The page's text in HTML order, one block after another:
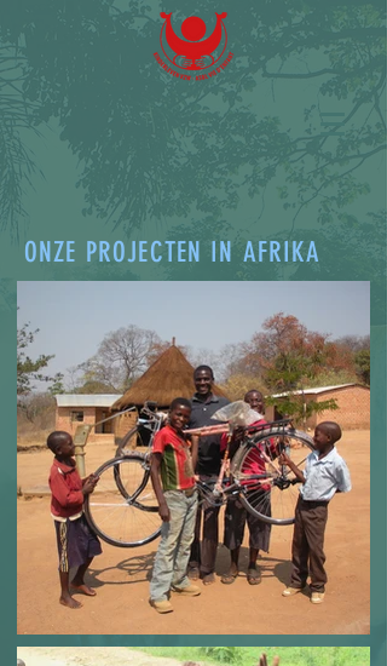
ONZE PROJECTEN IN AFRIKA